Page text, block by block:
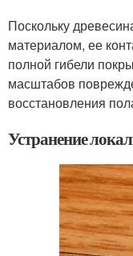
Поскольку
материалом, ее
полной гибели
масштабов
восстановления
Устранение